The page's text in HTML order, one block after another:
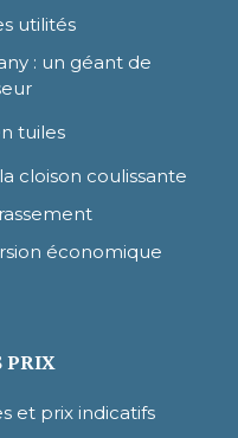
utilités
: un géant de
tuiles
cloison coulissante
économique
PRIX
et prix indicatifs